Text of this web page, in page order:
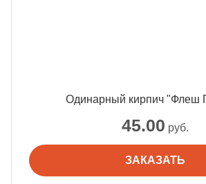
45.00 руб.
ЗАКАЗАТЬ
Одинарный кирпич "Флеш